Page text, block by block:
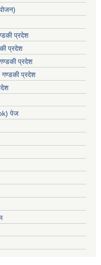
प्रदेश
प्रदेश
प्रदेश
गण्डकी प्रदेश
पेज